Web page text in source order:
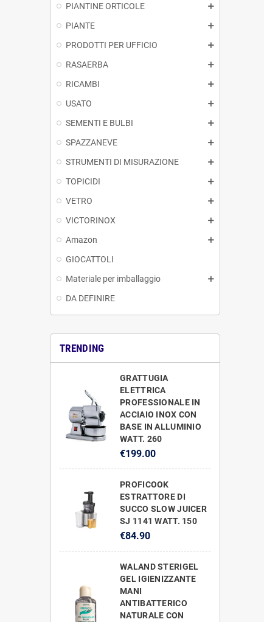
PIANTINE ORTICOLE
PIANTE
PRODOTTI PER UFFICIO
RASAERBA
RICAMBI
USATO
SEMENTI E BULBI
SPAZZANEVE
STRUMENTI DI MISURAZIONE
TOPICIDI
VETRO
VICTORINOX
Amazon
GIOCATTOLI
Materiale per imballaggio
DA DEFINIRE
TRENDING
GRATTUGIA
ELETTRICA
PROFESSIONALE IN
ACCIAIO INOX CON
BASE IN ALLUMINIO
WATT. 260
€199.00
PROFICOOK
ESTRATTORE DI
SUCCO SLOW JUICER
SJ 1141 WATT. 150
€84.90
WALAND STERIGEL
GEL IGIENIZZANTE
MANI
ANTIBATTERICO
NATURALE CON